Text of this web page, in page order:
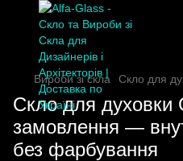
Вироби зі скла Скло для
Скло для духовки
замовлення —
без фарбування